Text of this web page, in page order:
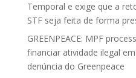
Temporal e exige que a
STF seja feita de forma
GREENPEACE: MPF
financiar atividade ilegal
denúncia do Greenpeace